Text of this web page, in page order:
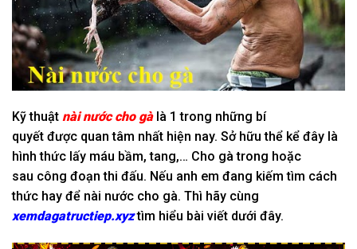
Kỹ thuật nài nước cho gàlà 1 trong những bí
quyết được quan tâm nhất hiện nay. Sở hữu thể kể đây là
hình thức lấy máu bầm, tang,… Cho gà trong hoặc
sau công đoạn thi đấu. Nếu anh em đang kiếm tìm cách
thức hay để nài nước cho gà. Thì hãy cùng
xemdagatructiep.xyztìm hiểu bài viết dưới đây.